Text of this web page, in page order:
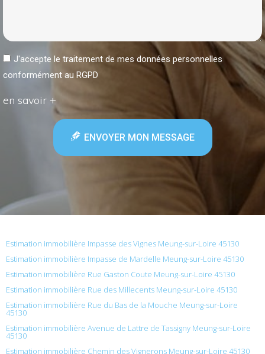
J'accepte le traitement de mes données personnelles
conformément au RGPD
en savoir +
ENVOYER MON MESSAGE
Estimation immobilière Impasse des Vignes Meung-sur-Loire 45130
Estimation immobilière Impasse de Mardelle Meung-sur-Loire 45130
Estimation immobilière Rue Gaston Coute Meung-sur-Loire 45130
Estimation immobilière Rue des Millecents Meung-sur-Loire 45130
Estimation immobilière Rue du Bas de la Mouche Meung-sur-Loire
45130
Estimation immobilière Avenue de Lattre de Tassigny Meung-sur-Loire
45130
Estimation immobilière Chemin des Vignerons Meung-sur-Loire 45130